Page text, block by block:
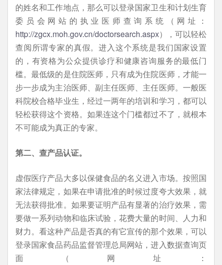
的姓名和工作地点，那么可以登录国家卫生和计划生育
委员会网站的执业医师查询系统（网址：
http://zgcx.moh.gov.cn/doctorsearch.aspx），可以轻松
查阅所谓专家的真假。进入这个系统是我们国家设置
的，有资格为公众提供诊疗和健康咨询服务的最低门
槛。最低级的是住院医师，只有成为住院医师，才能一
步一步成为主治医师、副主任医师、主任医师。一般医
科院校合格毕业生，经过一两年的培训和学习，都可以
轻松获得这个资格。如果连这个门槛都过不了，就根本
不可能成为真正的专家。
第二、查产品认证。
虚假医疗产品大多以保健食品的名义进入市场。按照国
家法律规定，如果在申请批准的时候过度夸大效果，就
无法获得批准。如果要证明产品有显著的治疗效果，需
要做一系列动物和临床试验，花费大量的时间、人力和
财力。看这种产品是否真的有它宣传的那个效果，可以
登录国家食品药品监督管理总局网站，进入数据查询页
面（网址：